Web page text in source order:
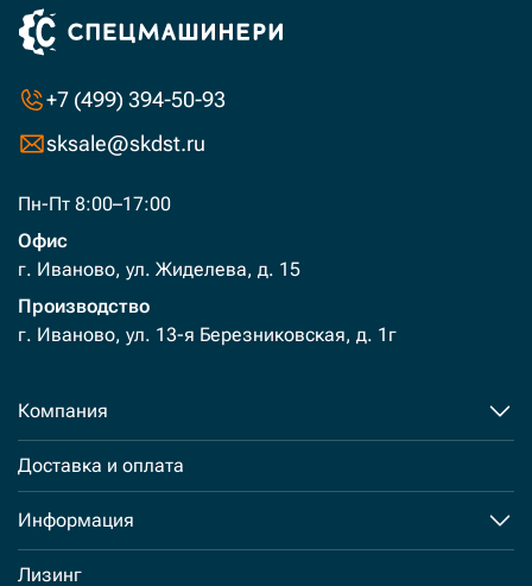
+7 (499) 394-50-93
sksale@skdst.ru
Пн-Пт 8:00–17:00
Офис
г. Иваново, ул. Жиделева, д. 15
Производство
г. Иваново, ул. 13-я Березниковская, д. 1г
Компания
Доставка и оплата
Информация
Лизинг